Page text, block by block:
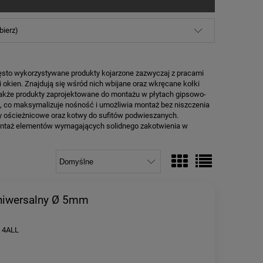
wykorzystywane produkty kojarzone zazwyczaj z pracami
Znajdują się wśród nich wbijane oraz wkręcane kołki
produkty zaprojektowane do montażu w płytach gipsowo-
maksymalizuje nośność i umożliwia montaż bez niszczenia
oraz kotwy do sufitów podwieszanych.
elementów wymagających solidnego zakotwienia w
Ø 5mm